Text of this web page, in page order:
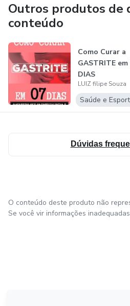
Outros produtos de
conteúdo
Como Curar a
GASTRITE em
DIAS
LUIZ filipe Souza
Saúde e
Dúvidas
O conteúdo deste produto não
Se você vir informações